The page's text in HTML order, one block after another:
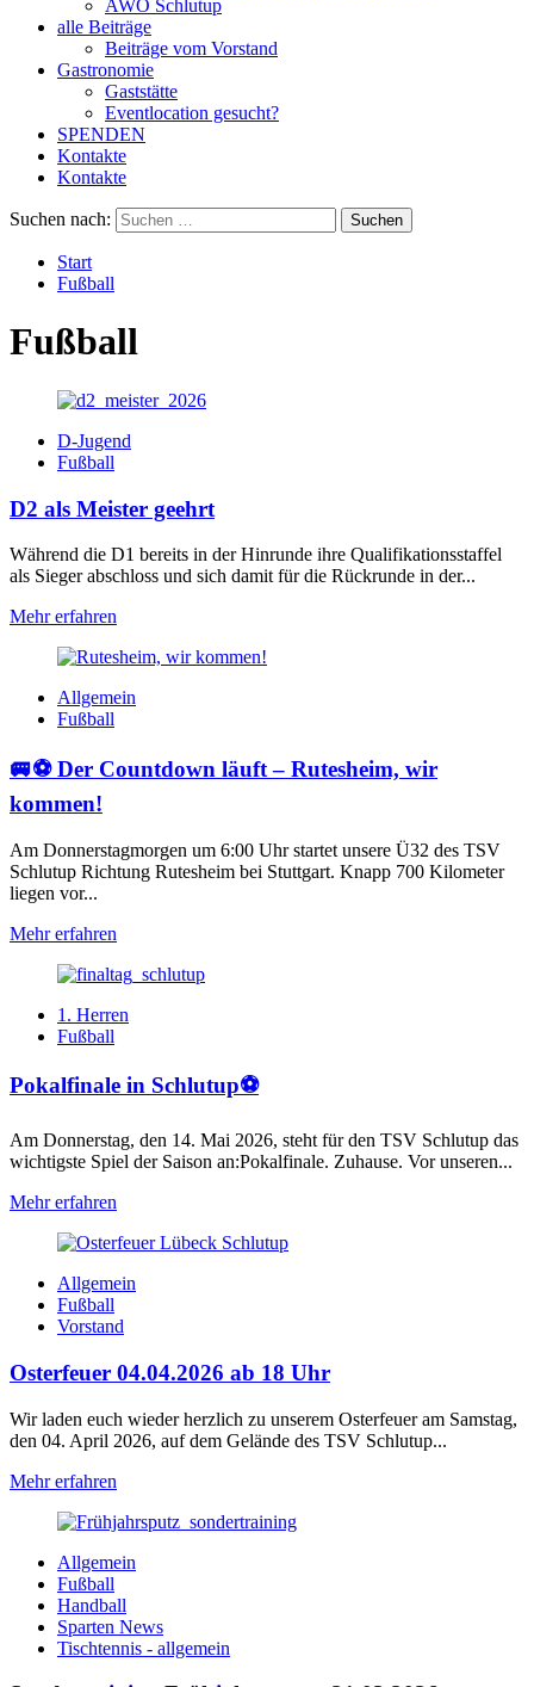
AWO Schlutup
alle Beiträge
Beiträge vom Vorstand
Gastronomie
Gaststätte
Eventlocation gesucht?
SPENDEN
Kontakte
Kontakte
Suchen nach:
Start
Fußball
Fußball
D-Jugend
Fußball
D2 als Meister geehrt
Während die D1 bereits in der Hinrunde ihre Qualifikationsstaffel
als Sieger abschloss und sich damit für die Rückrunde in der...
Mehr erfahren
Allgemein
Fußball
🚐⚽ Der Countdown läuft – Rutesheim, wir
kommen!
Am Donnerstagmorgen um 6:00 Uhr startet unsere Ü32 des TSV
Schlutup Richtung Rutesheim bei Stuttgart. Knapp 700 Kilometer
liegen vor...
Mehr erfahren
1. Herren
Fußball
Pokalfinale in Schlutup⚽️
Am Donnerstag, den 14. Mai 2026, steht für den TSV Schlutup das
wichtigste Spiel der Saison an:Pokalfinale. Zuhause. Vor unseren...
Mehr erfahren
Allgemein
Fußball
Vorstand
Osterfeuer 04.04.2026 ab 18 Uhr
Wir laden euch wieder herzlich zu unserem Osterfeuer am Samstag,
den 04. April 2026, auf dem Gelände des TSV Schlutup...
Mehr erfahren
Allgemein
Fußball
Handball
Sparten News
Tischtennis - allgemein